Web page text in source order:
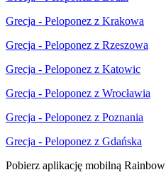
Grecja - Peloponez z Krakowa
Grecja - Peloponez z Rzeszowa
Grecja - Peloponez z Katowic
Grecja - Peloponez z Wrocławia
Grecja - Peloponez z Poznania
Grecja - Peloponez z Gdańska
Pobierz aplikację mobilną Rainbow